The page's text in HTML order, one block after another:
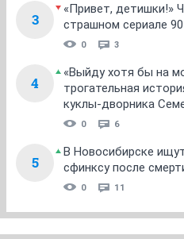
3
«Привет, детишки!»
страшном сериале
0 3
4
«Выйду хотя бы на
трогательная
куклы-дворника
0 6
5
В Новосибирске
сфинксу после
0 11